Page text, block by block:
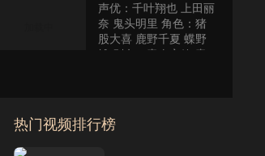
声优：千叶翔也 上田丽
奈 鬼头明里 角色：猪
股大喜 鹿野千夏 蝶野
雏 别名：青春之箱/青
姐。他望着学姐每天自
主练
热门视频排行榜